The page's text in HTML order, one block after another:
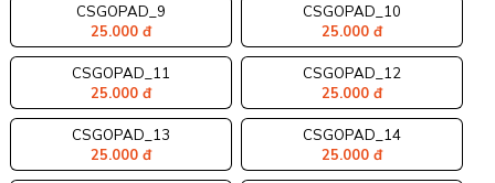
CSGOPAD_9
25.000 đ
CSGOPAD_10
25.000 đ
CSGOPAD_11
25.000 đ
CSGOPAD_12
25.000 đ
CSGOPAD_13
25.000 đ
CSGOPAD_14
25.000 đ